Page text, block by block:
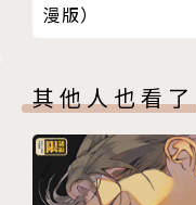
漫版）
其他人也看了